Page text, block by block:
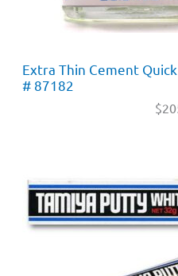
Extra Thin Cement
# 87182
$